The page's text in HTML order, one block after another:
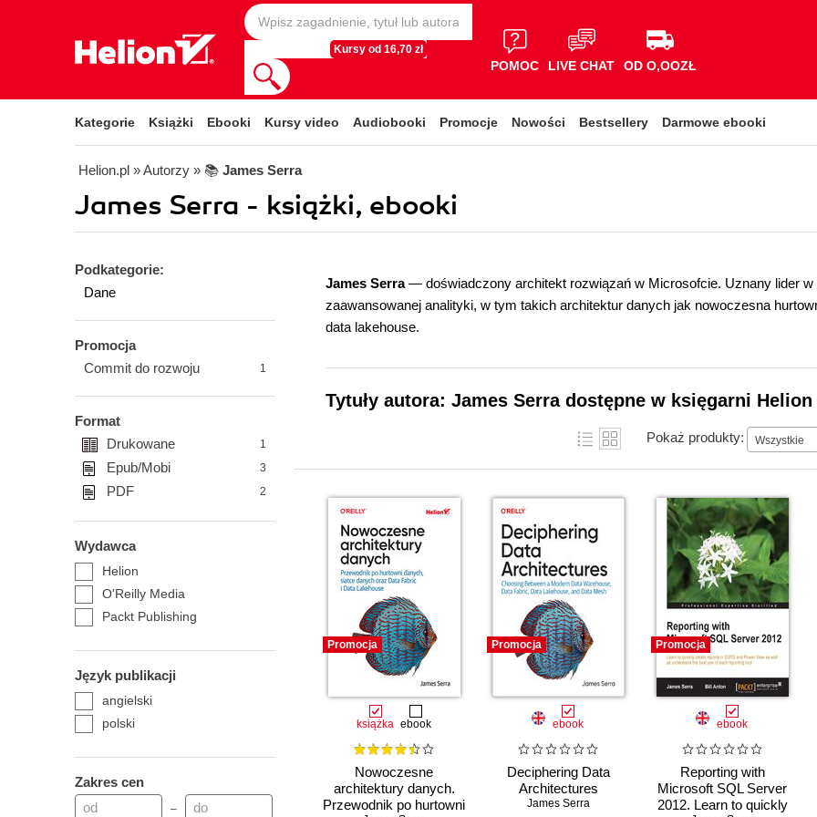
Kursy od 16,70 zł
POMOC LIVE CHAT OD O,OOZŁ
Kategorie Książki Ebooki Kursy video Audiobooki Promocje Nowości Bestsellery Darmowe ebooki
Helion.pl » Autorzy » 📚 James Serra
James Serra - książki, ebooki
Podkategorie:
Dane
Promocja
Commit do rozwoju
1
Format
Drukowane
1
Epub/Mobi 3
PDF 2
Wydawca
Helion
O'Reilly Media
Packt Publishing
Język publikacji
angielski
polski
Zakres cen
–
James Serra― doświadczony architekt rozwiązań w Microsofcie. Uznany lider w
zaawansowanej analityki, w tym takich architektur danych jak nowoczesna
data lakehouse.
Tytuły autora: James Serra dostępne w księgarni Helion
Pokaż produkty: Wszystkie
Promocja
książka ebook
Nowoczesne
architektury danych.
Przewodnik po hurtowni
Promocja
ebook
Deciphering Data
Architectures
James Serra
Promocja
ebook
Reporting with
Microsoft SQL Server
2012. Learn to quickly